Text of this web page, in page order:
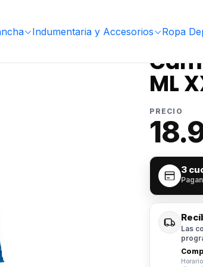
Indumentaria y Accesorios Ropa
ML
PRECIO
3
Las